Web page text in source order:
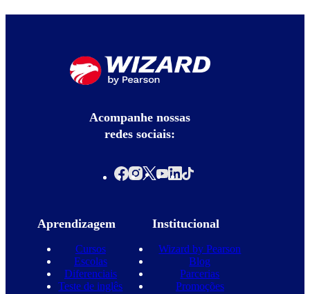
Acompanhe nossas
redes sociais:
Aprendizagem
Cursos
Escolas
Diferenciais
Teste de inglês
Institucional
Wizard by Pearson
Blog
Parcerias
Promoções